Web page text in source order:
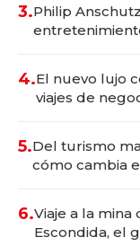
3.Philip
4.El nuevo lujo
viajes de
5.Del turismo
cómo cambia
6.Viaje a la
Escondida, el